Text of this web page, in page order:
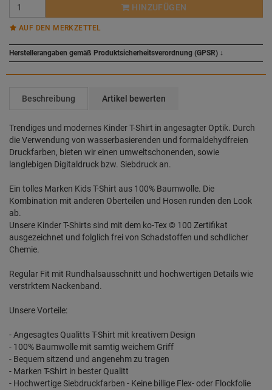
HINZUFÜGEN
AUF DEN MERKZETTEL
Herstellerangaben gemäß Produktsicherheitsverordnung (GPSR) ↓
Beschreibung Artikel bewerten
Trendiges und modernes Kinder T-Shirt in angesagter Optik. Durch
die Verwendung von wasserbasierenden und formaldehydfreien
Druckfarben, bieten wir einen umweltschonenden, sowie
langlebigen Digitaldruck bzw. Siebdruck an.
Ein tolles Marken Kids T-Shirt aus 100% Baumwolle. Die
Kombination mit anderen Oberteilen und Hosen runden den Look
ab.
Unsere Kinder T-Shirts sind mit dem ko-Tex © 100 Zertifikat
ausgezeichnet und folglich frei von Schadstoffen und schdlicher
Chemie.
Regular Fit mit Rundhalsausschnitt und hochwertigen Details wie
verstrktem Nackenband.
Unsere Vorteile:
- Angesagtes Qualitts T-Shirt mit kreativem Design
- 100% Baumwolle mit samtig weichem Griff
- Bequem sitzend und angenehm zu tragen
- Marken T-Shirt in bester Qualitt
- Hochwertige Siebdruckfarben - Keine billige Flex- oder Flockfolie